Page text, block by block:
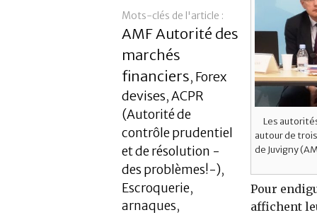
Mots-clés de l'article :
AMF Autorité des
marchés
financiers, Forex
devises, ACPR
(Autorité de
contrôle prudentiel
et de résolution -
des problèmes!-),
Escroquerie,
arnaques,
Les
autour de
de Juvigny
Pour
affichent